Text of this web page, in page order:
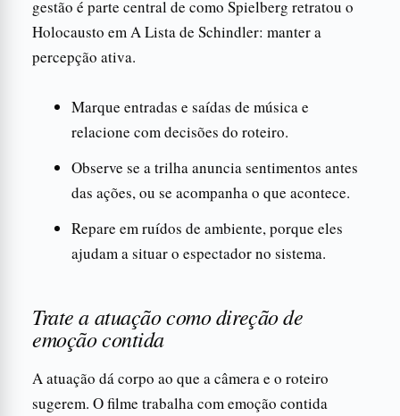
gestão é parte central de como Spielberg retratou o
Holocausto em A Lista de Schindler: manter a
percepção ativa.
Marque entradas e saídas de música e
relacione com decisões do roteiro.
Observe se a trilha anuncia sentimentos antes
das ações, ou se acompanha o que acontece.
Repare em ruídos de ambiente, porque eles
ajudam a situar o espectador no sistema.
Trate a atuação como direção de
emoção contida
A atuação dá corpo ao que a câmera e o roteiro
sugerem. O filme trabalha com emoção contida